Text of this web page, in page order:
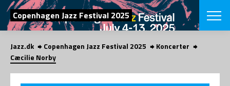
SØG
Copenhagen Jazz Festival 2025
English
VÆLG
Jazz.dk Copenhagen Jazz Festival 2025
Koncerter
Cæcilie Norby